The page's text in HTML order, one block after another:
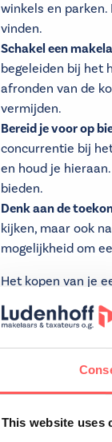
This website uses
winkels en
vinden.
Schakel een
begeleiden bij het
afronden van de
vermijden.
Bereid je voor op
concurrentie bij
en houd je
bieden.
Denk aan de
kijken, maar ook
mogelijkheid om
Het kopen van je
Door je goed te
een makelaar,
vinden van jouw